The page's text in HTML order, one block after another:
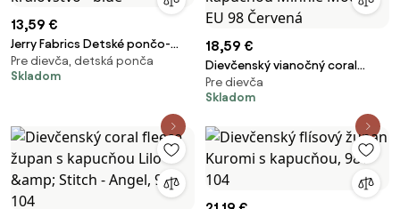
13,59 €
Jerry Fabrics Detské pončo-
osuška - Ľadové kráľovstvo -
blue
Pre dievča, detská ponča
Skladom
18,59 €
Dievčenský vianočný coral
fleece župan s kapucňou
Minnie Mouse, EU 98 Červená
Pre dievča
Skladom